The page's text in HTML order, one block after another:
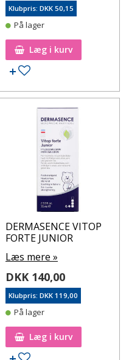
Klubpris: DKK 50,15
På lager
Læg i kurv
Tilføj til ønskeseddel
DERMASENCE VITOP
FORTE JUNIOR
Læs mere »
DKK 140,00
Klubpris: DKK 119,00
På lager
Læg i kurv
Tilføj til ønskeseddel